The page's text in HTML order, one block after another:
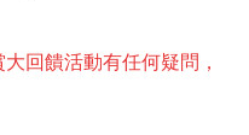
回饋活動有任何疑問，